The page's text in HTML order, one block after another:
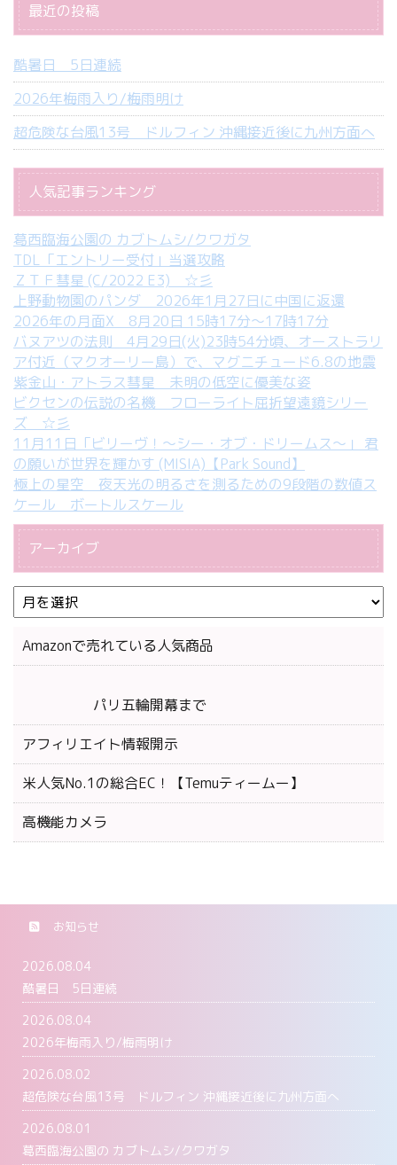
最近の投稿
酷暑日 5日連続
2026年梅雨入り/梅雨明け
超危険な台風13号 ドルフィン 沖縄接近後に九州方面へ
人気記事ランキング
葛西臨海公園の カブトムシ/クワガタ
TDL「エントリー受付」当選攻略
ＺＴＦ彗星 (C/2022 E3) ☆彡
上野動物園のパンダ 2026年1月27日に中国に返還
2026年の月面X 8月20日 15時17分～17時17分
バヌアツの法則 4月29日(火)23時54分頃、オーストラリ
ア付近（マクオーリー島）で、マグニチュード6.8の地震
紫金山・アトラス彗星 未明の低空に優美な姿
ビクセンの伝説の名機 フローライト屈折望遠鏡シリー
ズ ☆彡
11月11日「ビリーヴ！～シー・オブ・ドリームス～」 君
の願いが世界を輝かす (MISIA)【Park Sound】
極上の星空 夜天光の明るさを測るための9段階の数値ス
ケール ボートルスケール
アーカイブ
Amazonで売れている人気商品
パリ五輪開幕まで
アフィリエイト情報開示
米人気No.1の総合EC！【Temuティームー】
高機能カメラ
お知らせ
2026.08.04
酷暑日 5日連続
2026.08.04
2026年梅雨入り/梅雨明け
2026.08.02
超危険な台風13号 ドルフィン 沖縄接近後に九州方面へ
2026.08.01
葛西臨海公園の カブトムシ/クワガタ